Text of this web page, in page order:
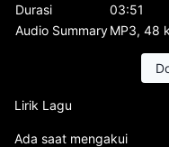
Durasi
03:51
Audio SummaryMP3, 48
Lirik Lagu
Ada saat mengakui